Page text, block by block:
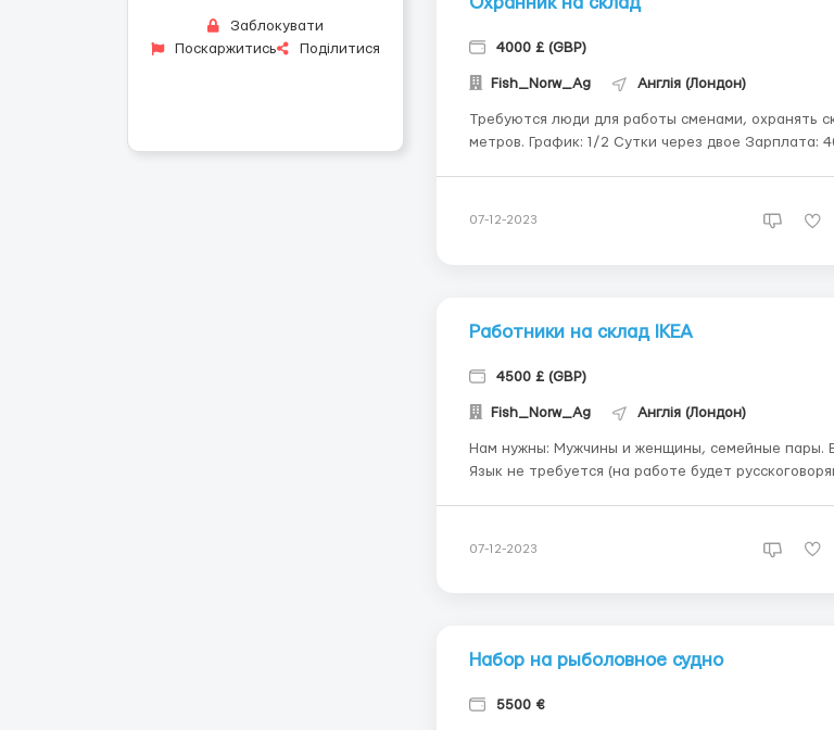
Заблокувати
Поскаржитись
Поділитися 4000 £ (GBP)
Fish_Norw_Ag Англія (Лондон)
Требуются люди для работы сменами, охранять
метров. График: 1/2 Сутки через двое Зарплата: 4000$ в месяц
07-12-2023
Работники на склад IKEA
4500 £ (GBP)
Fish_Norw_Ag Англія (Лондон)
Нам нужны: Мужчины и женщины, семейные пары. Возраст: 18-65 лет
Язык не требуется (на работе будет
07-12-2023
Набор на рыболовное судно
5500 €